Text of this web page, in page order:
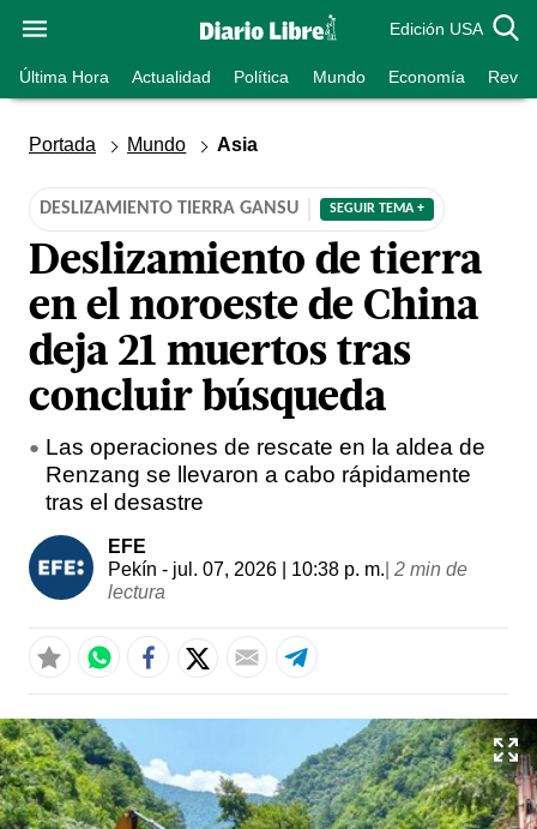
Edición USA
Última Hora Actualidad Política Mundo Economía
Portada Mundo Asia
DESLIZAMIENTO TIERRA GANSU SEGUIR TEMA +
Deslizamiento de tierra
en el noroeste de China
deja 21 muertos tras
concluir búsqueda
Las operaciones de rescate en la aldea de
Renzang se llevaron a cabo rápidamente
tras el desastre
EFE
Pekín - jul. 07, 2026 | 10:38 p. m. 2 min de
lectura